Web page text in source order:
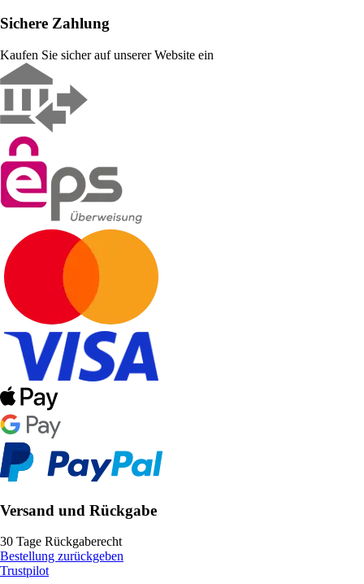
Sichere Zahlung
Kaufen Sie sicher auf unserer Website ein
Versand und Rückgabe
30 Tage Rückgaberecht
Bestellung zurückgeben
Trustpilot